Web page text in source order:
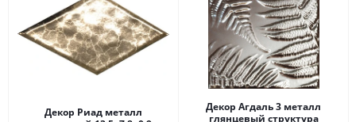
Декор Риад металл
Декор Агдаль 3 металл
глянцевый структура